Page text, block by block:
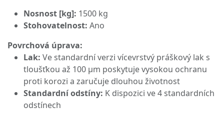
Nosnost [kg]: 1500 kg
Stohovatelnost: Ano
Povrchová úprava:
Lak: Ve standardní verzi vícevrstvý práškový lak s
tloušťkou až 100 μm poskytuje vysokou ochranu
proti korozi a zaručuje dlouhou životnost
Standardní odstíny: K dispozici ve 4 standardních
odstínech